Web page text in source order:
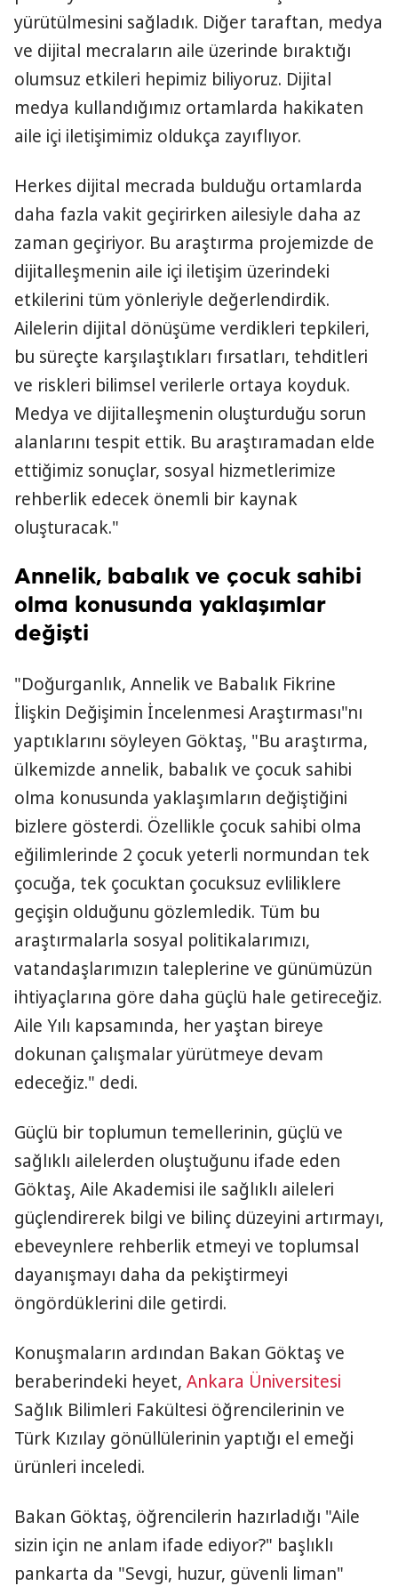
yürütülmesini sağladık. Diğer taraftan, medya
ve dijital mecraların aile üzerinde bıraktığı
olumsuz etkileri hepimiz biliyoruz. Dijital
medya kullandığımız ortamlarda hakikaten
aile içi iletişimimiz oldukça zayıflıyor.
Herkes dijital mecrada bulduğu ortamlarda
daha fazla vakit geçirirken ailesiyle daha az
zaman geçiriyor. Bu araştırma projemizde de
dijitalleşmenin aile içi iletişim üzerindeki
etkilerini tüm yönleriyle değerlendirdik.
Ailelerin dijital dönüşüme verdikleri tepkileri,
bu süreçte karşılaştıkları fırsatları, tehditleri
ve riskleri bilimsel verilerle ortaya koyduk.
Medya ve dijitalleşmenin oluşturduğu sorun
alanlarını tespit ettik. Bu araştıramadan elde
ettiğimiz sonuçlar, sosyal hizmetlerimize
rehberlik edecek önemli bir kaynak
oluşturacak."
Annelik, babalık ve çocuk sahibi
olma konusunda yaklaşımlar
değişti
"Doğurganlık, Annelik ve Babalık Fikrine
İlişkin Değişimin İncelenmesi Araştırması"nı
yaptıklarını söyleyen Göktaş, "Bu araştırma,
ülkemizde annelik, babalık ve çocuk sahibi
olma konusunda yaklaşımların değiştiğini
bizlere gösterdi. Özellikle çocuk sahibi olma
eğilimlerinde 2 çocuk yeterli normundan tek
çocuğa, tek çocuktan çocuksuz evliliklere
geçişin olduğunu gözlemledik. Tüm bu
araştırmalarla sosyal politikalarımızı,
vatandaşlarımızın taleplerine ve günümüzün
ihtiyaçlarına göre daha güçlü hale getireceğiz.
Aile Yılı kapsamında, her yaştan bireye
dokunan çalışmalar yürütmeye devam
edeceğiz." dedi.
Güçlü bir toplumun temellerinin, güçlü ve
sağlıklı ailelerden oluştuğunu ifade eden
Göktaş, Aile Akademisi ile sağlıklı aileleri
güçlendirerek bilgi ve bilinç düzeyini artırmayı,
ebeveynlere rehberlik etmeyi ve toplumsal
dayanışmayı daha da pekiştirmeyi
öngördüklerini dile getirdi.
Konuşmaların ardından Bakan Göktaş ve
beraberindeki heyet, Ankara Üniversitesi
Sağlık Bilimleri Fakültesi öğrencilerinin ve
Türk Kızılay gönüllülerinin yaptığı el emeği
ürünleri inceledi.
Bakan Göktaş, öğrencilerin hazırladığı "Aile
sizin için ne anlam ifade ediyor?" başlıklı
pankarta da "Sevgi, huzur, güvenli liman"